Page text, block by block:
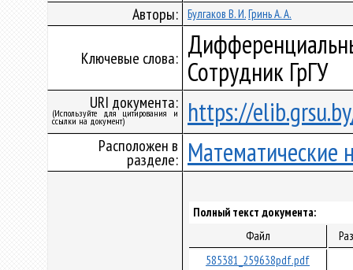
Авторы: Булгаков В. И.Гринь А. А.
Ключевые слова: Сотрудник ГрГУ
URI документа:
(Используйте для цитирования и
ссылки на документ) https://
Расположен в
разделе: Математические
Полный текст документа:
Файл
585381_259638pdf.pdf